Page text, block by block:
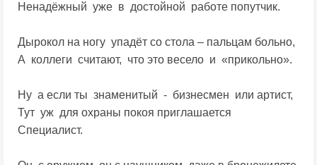
Ненадёжный уже в достойной работе попутчик.
Дырокол на ногу упадёт со стола – пальцам больно,
А коллеги считают, что это весело и «прикольно».
Ну а если ты знаменитый - бизнесмен или артист,
Тут уж для охраны покоя приглашается
Специалист.